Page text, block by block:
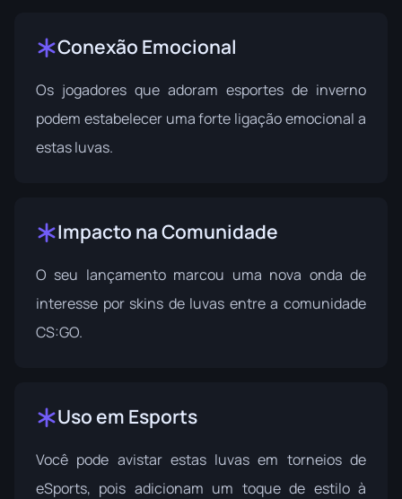
Conexão Emocional
Os jogadores que adoram esportes de inverno
podem estabelecer uma forte ligação emocional a
estas luvas.
Impacto na Comunidade
O seu lançamento marcou uma nova onda de
interesse por skins de luvas entre a comunidade
CS:GO.
Uso em Esports
Você pode avistar estas luvas em torneios de
eSports, pois adicionam um toque de estilo à